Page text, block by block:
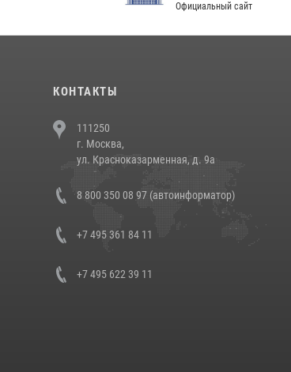
Официальный сайт
КОНТАКТЫ
111250
г. Москва,
ул. Красноказарменная, д. 9а
8 800 350 08 97 (автоинформатор)
+7 495 361 84 11
+7 495 622 39 11